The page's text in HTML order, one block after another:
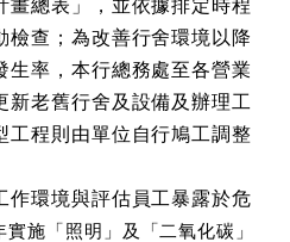
畫總表」，並依據排定時程
檢查；為改善行舍環境以降
生率，本行總務處至各營業
新老舊行舍及設備及辦理工
工程則由單位自行鳩工調整
作環境與評估員工暴露於危
實施「照明」及「二氧化碳」